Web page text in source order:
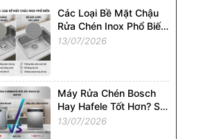
Các Loại Bề Mặt Chậu
Rửa Chén Inox Phổ Biến
Tại Việt Nam. So Sánh
13/07/2026
Máy Rửa Chén Bosch
Hay Hafele Tốt Hơn? So
Sánh Chi Tiết Từ A - Z
13/07/2026